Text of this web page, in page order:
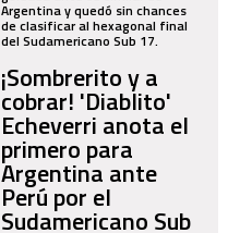
Argentina y quedó sin chances
de clasificar al hexagonal final
del Sudamericano Sub 17.
¡Sombrerito y a
cobrar! 'Diablito'
Echeverri anota el
primero para
Argentina ante
Perú por el
Sudamericano Sub